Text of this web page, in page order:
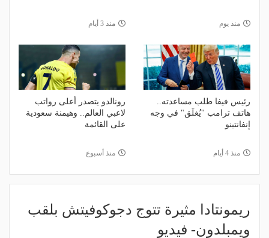
منذ يوم منذ 3 أيام
رئيس فيفا طلب مساعدته..
هاتف ترامب "يُغلَق" في وجه
إنفانتينو
منذ 4 أيام
رونالدو يتصدر أعلى رواتب
لاعبي العالم.. وهيمنة سعودية
على القائمة
منذ أسبوع
ريمونتادا مثيرة تتوج دجوكوفيتش بلقب
ويمبلدون- فيديو